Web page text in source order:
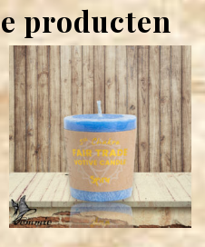
producten